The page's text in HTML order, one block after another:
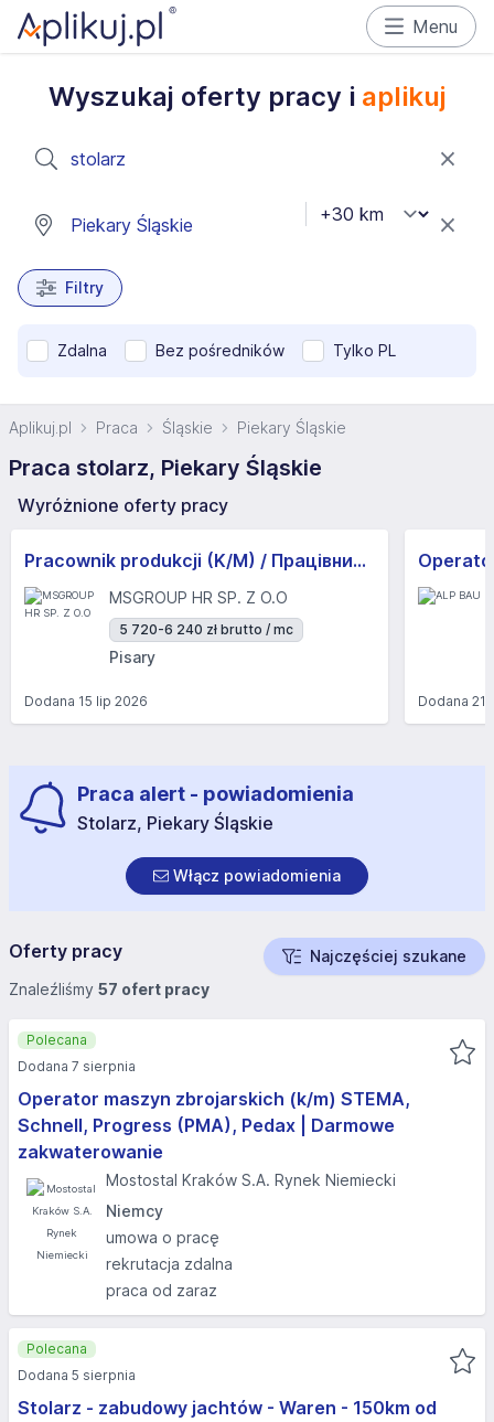
Menu
Wyszukaj oferty pracy i aplikuj
Filtry
Zdalna Bez pośredników Tylko PL
Aplikuj.pl Praca Śląskie Piekary Śląskie
Praca stolarz, Piekary Śląskie
Wyróżnione oferty pracy
Pracownik produkcji (K/M) / Працівники продукції Huber-Suhner (K/M)
MSGROUP HR SP. Z O.O
5 720-6 240 zł brutto / mc
Pisary
Dodana 15 lip 2026 Dodana21
Praca alert - powiadomienia
Stolarz, Piekary Śląskie
Włącz powiadomienia
Oferty pracy
Najczęściej szukane
Znaleźliśmy 57 ofert pracy
Operator maszyn zbrojarskich (k/m) STEMA,
Schnell, Progress (PMA), Pedax | Darmowe
zakwaterowanie
Mostostal Kraków S.A. Rynek Niemiecki
Niemcy
umowa o pracę
rekrutacja zdalna
praca od zaraz
Polecana
Dodana 7 sierpnia
Stolarz - zabudowy jachtów - Waren - 150km od
Polecana
Dodana 5 sierpnia